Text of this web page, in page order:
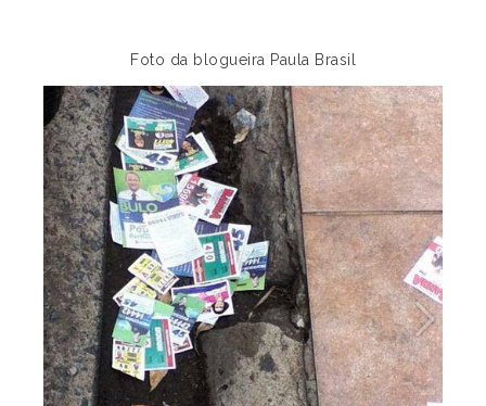
Foto da blogueira Paula Brasil